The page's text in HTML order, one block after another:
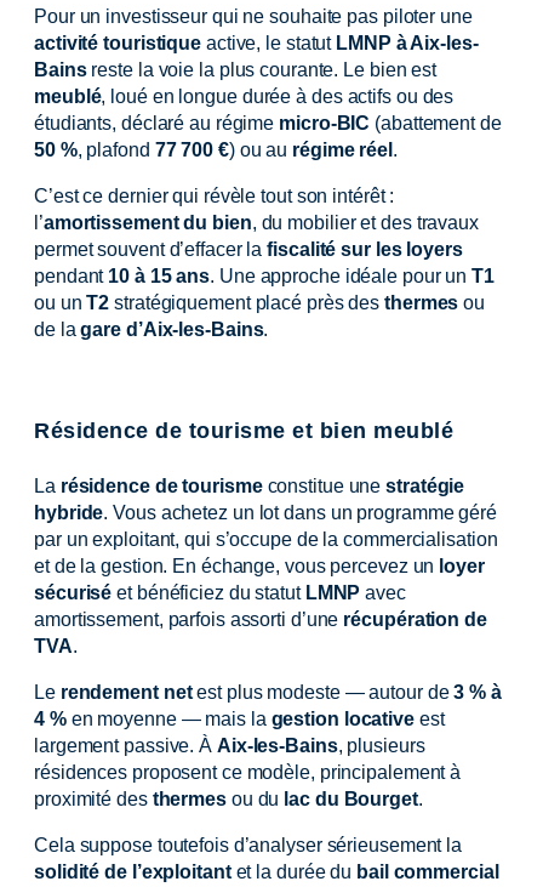
Pour un investisseur qui ne souhaite pas piloter une
activité touristique active, le statut LMNP à Aix-les-
Bainsreste la voie la plus courante. Le bien est
meublé, loué en longue durée à des actifs ou des
étudiants, déclaré au régime micro-BIC (abattement de
50 %, plafond 77 700 €) ou au régime réel .
C’est ce dernier qui révèle tout son intérêt :
l’amortissement du bien, du mobilier et des travaux
permet souvent d’effacer lafiscalité sur les loyers
pendant 10 à 15 ans. Une approche idéale pour unT1
ou unT2 stratégiquement placé près desthermes ou
de lagare d’Aix-les-Bains.
Résidence de tourisme et bien meublé
La résidence de tourismeconstitue unestratégie
hybride. Vous achetez un lot dans un programme géré
par un exploitant, qui s’occupe de la commercialisation
et de la gestion. En échange, vous percevez un loyer
sécurisé et bénéficiez du statut LMNP avec
amortissement, parfois assorti d’une récupération de
TVA.
Le rendement netest plus modeste — autour de3 % à
4 %en moyenne — mais la gestion locativeest
largement passive. À Aix-les-Bains, plusieurs
résidences proposent ce modèle, principalement à
proximité des thermesou du lac du Bourget.
Cela suppose toutefois d’analyser sérieusement la
solidité de l’exploitantet la durée du bail commercial